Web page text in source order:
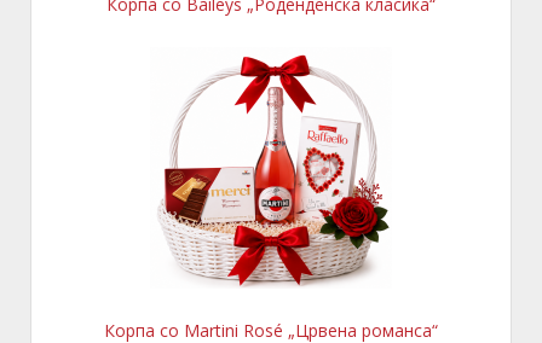
Корпа со Martini Rosé „Црвена романса“